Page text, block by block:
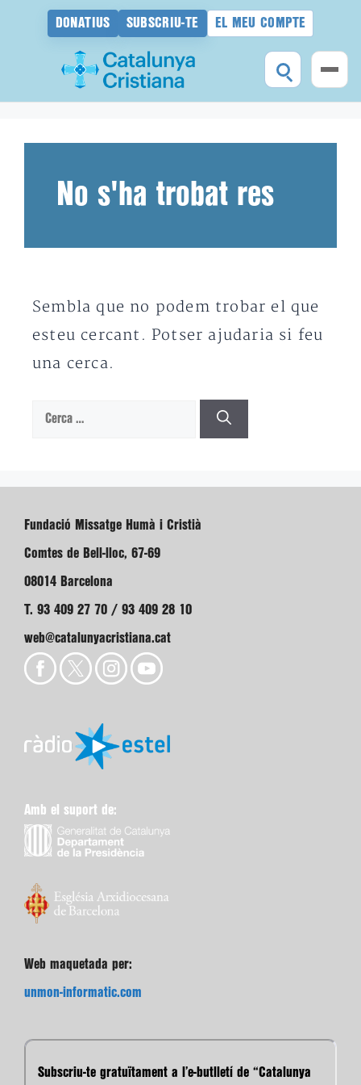
DONATIUS SUBSCRIU-TE EL MEU COMPTE
No s'ha trobat res
Sembla que no podem trobar el que
esteu cercant. Potser ajudaria si feu
una cerca.
Cerca:
Fundació Missatge Humà i Cristià
Comtes de Bell-lloc, 67-69
08014 Barcelona
T. 93 409 27 70 / 93 409 28 10
web@catalunyacristiana.cat
Amb el suport de:
Web maquetada per:
unmon-informatic.com
Subscriu-te gratuïtament a l’e-butlletí de “Catalunya